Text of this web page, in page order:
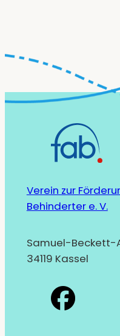
Verein zur
Behinderter e. V.
Samuel-Beckett-
34119 Kassel